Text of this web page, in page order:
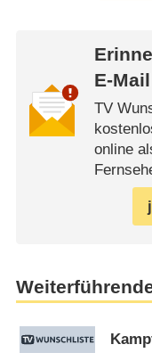
E-Mail
TV
online